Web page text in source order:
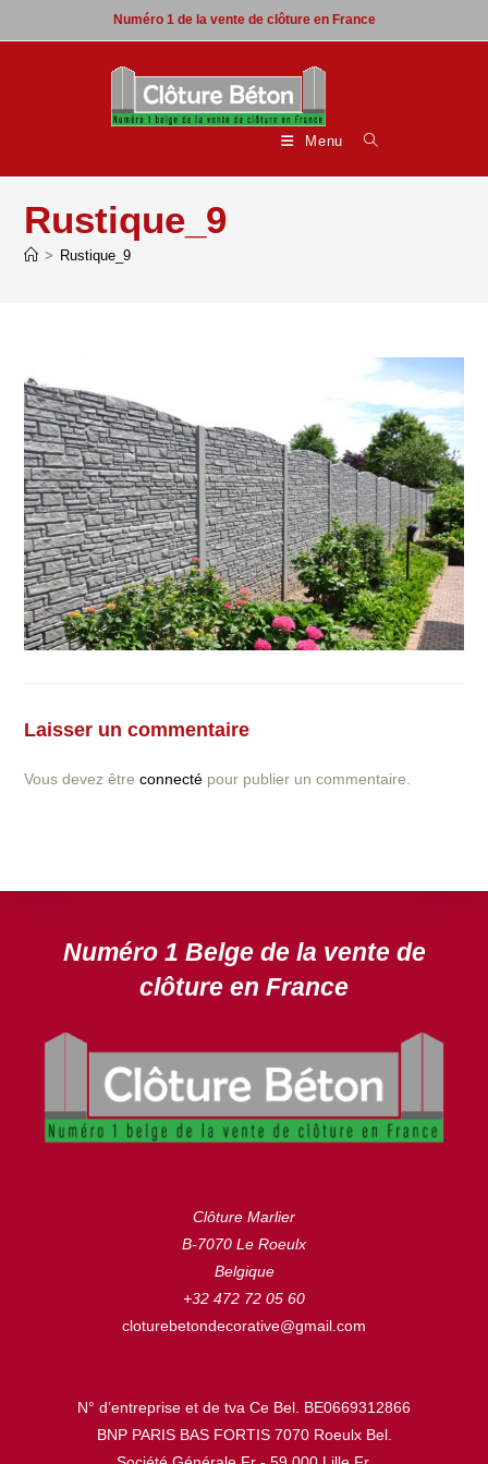
to
Numéro 1 de la vente de clôture en France
Menu
Rustique_9
> Rustique_9
Laisser un commentaire
Vous devez êtreconnecté pour publier un commentaire.
N’hésitez pas à nous contacter ! nous vous proposerons
projet.
Numéro 1 Belge de la vente de
clôture en France
Clôture Marlier
B-7070 Le Roeulx
Belgique
+32 472 72 05 60
cloturebetondecorative@gmail.com
N° d’entreprise et de tva Ce Bel. BE0669312866
BNP PARIS BAS FORTIS 7070 Roeulx Bel.